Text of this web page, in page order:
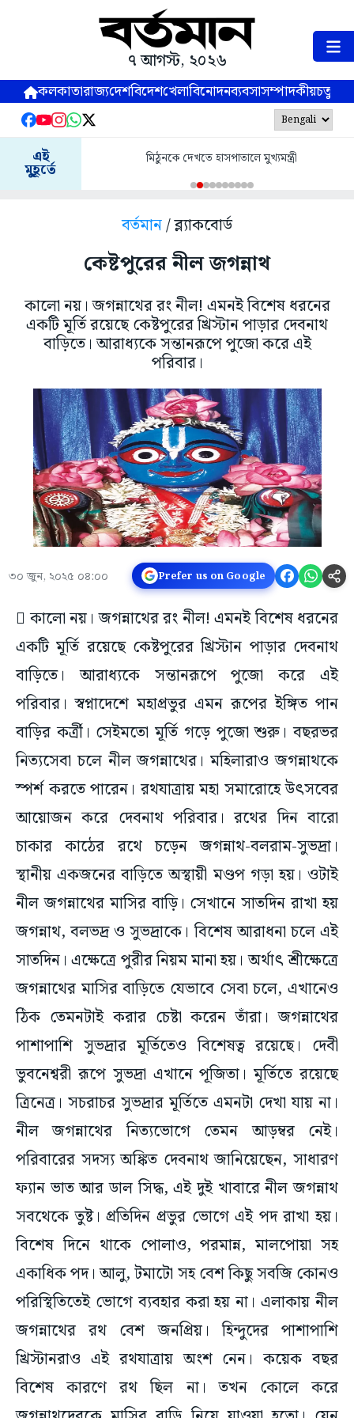
৭ আগস্ট, ২০২৬
কলকাতারাজ্যদেশবিদেশখেলাবিনোদনব্যবসাসম্পাদকীয়
এই
মুহূর্তে
মিঠুনকে দেখতে হাসপাতালে মুখ্যমন্ত্রী
বর্তমান/ ব্ল্যাকবোর্ড
কেষ্টপুরের নীল জগন্নাথ
কালো নয়। জগন্নাথের রং নীল! এমনই বিশেষ ধরনের
একটি মূর্তি রয়েছে কেষ্টপুরের খ্রিস্টান পাড়ার দেবনাথ
বাড়িতে। আরাধ্যকে সন্তানরূপে পুজো করে এই
পরিবার।
৩০ জুন, ২০২৫ ০৪:০০ Prefer us on Google
 কালো নয়। জগন্নাথের রং নীল! এমনই বিশেষ ধরনের
একটি মূর্তি রয়েছে কেষ্টপুরের খ্রিস্টান পাড়ার দেবনাথ
বাড়িতে। আরাধ্যকে সন্তানরূপে পুজো করে এই
পরিবার। স্বপ্নাদেশে মহাপ্রভুর এমন রূপের ইঙ্গিত পান
বাড়ির কর্ত্রী। সেইমতো মূর্তি গড়ে পুজো শুরু। বছরভর
নিত্যসেবা চলে নীল জগন্নাথের। মহিলারাও জগন্নাথকে
স্পর্শ করতে পারেন। রথযাত্রায় মহা সমারোহে উৎসবের
আয়োজন করে দেবনাথ পরিবার। রথের দিন বারো
চাকার কাঠের রথে চড়েন জগন্নাথ-বলরাম-সুভদ্রা।
স্থানীয় একজনের বাড়িতে অস্থায়ী মণ্ডপ গড়া হয়। ওটাই
নীল জগন্নাথের মাসির বাড়ি। সেখানে সাতদিন রাখা হয়
জগন্নাথ, বলভদ্র ও সুভদ্রাকে। বিশেষ আরাধনা চলে এই
সাতদিন। এক্ষেত্রে পুরীর নিয়ম মানা হয়। অর্থাৎ শ্রীক্ষেত্রে
জগন্নাথের মাসির বাড়িতে যেভাবে সেবা চলে, এখানেও
ঠিক তেমনটাই করার চেষ্টা করেন তাঁরা। জগন্নাথের
পাশাপাশি সুভদ্রার মূর্তিতেও বিশেষত্ব রয়েছে। দেবী
ভুবনেশ্বরী রূপে সুভদ্রা এখানে পূজিতা। মূর্তিতে রয়েছে
ত্রিনেত্র। সচরাচর সুভদ্রার মূর্তিতে এমনটা দেখা যায় না।
নীল জগন্নাথের নিত্যভোগে তেমন আড়ম্বর নেই।
পরিবারের সদস্য অঙ্কিত দেবনাথ জানিয়েছেন, সাধারণ
ফ্যান ভাত আর ডাল সিদ্ধ, এই দুই খাবারে নীল জগন্নাথ
সবথেকে তুষ্ট। প্রতিদিন প্রভুর ভোগে এই পদ রাখা হয়।
বিশেষ দিনে থাকে পোলাও, পরমান্ন, মালপোয়া সহ
একাধিক পদ। আলু, টমাটো সহ বেশ কিছু সবজি কোনও
পরিস্থিতিতেই ভোগে ব্যবহার করা হয় না। এলাকায় নীল
জগন্নাথের রথ বেশ জনপ্রিয়। হিন্দুদের পাশাপাশি
খ্রিস্টানরাও এই রথযাত্রায় অংশ নেন। কয়েক বছর
বিশেষ কারণে রথ ছিল না। তখন কোলে করে